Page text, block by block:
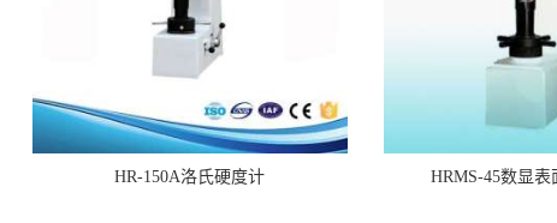
HR-150A洛氏硬度计 HRMS-45数显